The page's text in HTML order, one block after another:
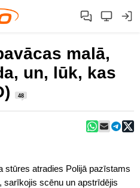
malā,
un, lūk, kas
48
stūres atradies Polijā pazīstams
sarīkojis scēnu un apstrīdējis